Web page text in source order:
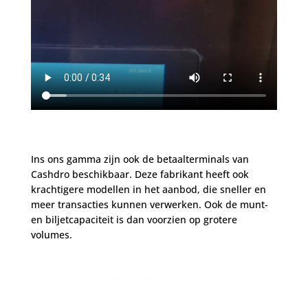
Ins ons gamma zijn ook de betaalterminals van
Cashdro beschikbaar. Deze fabrikant heeft ook
krachtigere modellen in het aanbod, die sneller en
meer transacties kunnen verwerken. Ook de munt-
en biljetcapaciteit is dan voorzien op grotere
volumes.